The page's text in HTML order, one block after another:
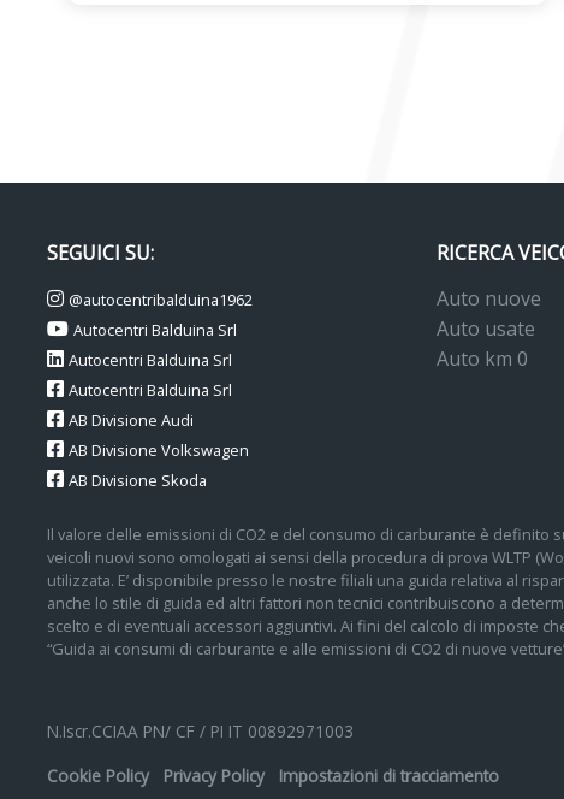
SEGUICI SU:
@autocentribalduina1962
Autocentri Balduina Srl
Autocentri Balduina Srl
Autocentri Balduina Srl
AB Divisione Audi
AB Divisione Volkswagen
AB Divisione Skoda
RICERCA
Auto nuove
Auto usate
Auto km 0
Il valore delle emissioni di CO2 e del consumo di carburante è
veicoli nuovi sono omologati ai sensi della procedura di prova WLTP
utilizzata. E’ disponibile presso le nostre filiali una guida relativa al
anche lo stile di guida ed altri fattori non tecnici contribuiscono a
scelto e di eventuali accessori aggiuntivi. Ai fini del calcolo di imposte
“Guida ai consumi di carburante e alle emissioni di CO2 di nuove
N.Iscr.CCIAA PN/ CF / PI IT 00892971003
Cookie Policy
Privacy Policy Impostazioni di tracciamento